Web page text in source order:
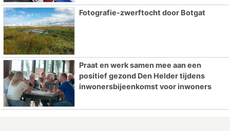
Fotografie-zwerftocht door Botgat
Praat en werk samen mee aan een
positief gezond Den Helder tijdens
inwonersbijeenkomst voor inwoners